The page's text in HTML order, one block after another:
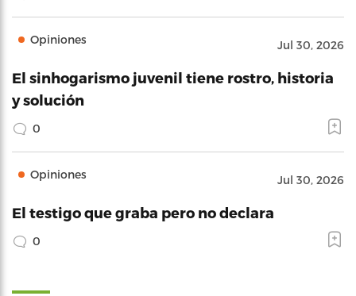
Opiniones Jul 30, 2026
El sinhogarismo juvenil tiene rostro, historia
y solución
0
Opiniones Jul 30, 2026
El testigo que graba pero no declara
0